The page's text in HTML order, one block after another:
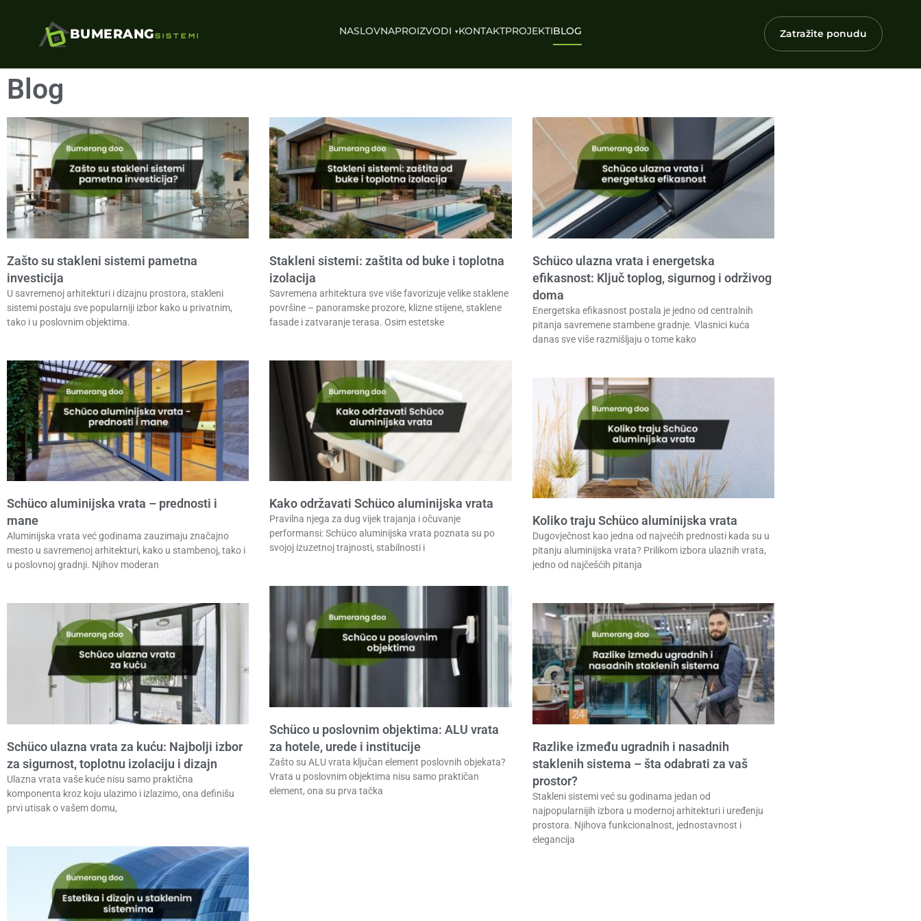
BUMERANGSISTEMI NASLOVNAPROIZVODI KONTAKTPROJEKTIBLOG Zatražite ponudu
Blog
Zašto su stakleni sistemi pametna
investicija
U savremenoj arhitekturi i dizajnu prostora, stakleni
sistemi postaju sve popularniji izbor kako u privatnim,
tako i u poslovnim objektima.
Stakleni sistemi: zaštita od buke i toplotna
izolacija
Savremena arhitektura sve više favorizuje velike staklene
površine – panoramske prozore, klizne stijene, staklene
fasade i zatvaranje terasa. Osim estetske
Schüco ulazna vrata i energetska
efikasnost: Ključ toplog, sigurnog i održivog
doma
Energetska efikasnost postala je jedno od centralnih
pitanja savremene stambene gradnje. Vlasnici kuća
danas sve više razmišljaju o tome kako
Schüco aluminijska vrata – prednosti i
mane
Aluminijska vrata već godinama zauzimaju značajno
mesto u savremenoj arhitekturi, kako u stambenoj, tako i
u poslovnoj gradnji. Njihov moderan
Kako održavati Schüco aluminijska vrata
Pravilna njega za dug vijek trajanja i očuvanje
performansi: Schüco aluminijska vrata poznata su po
svojoj izuzetnoj trajnosti, stabilnosti i
Koliko traju Schüco aluminijska vrata
Dugovječnost kao jedna od najvećih prednosti kada su u
pitanju aluminijska vrata? Prilikom izbora ulaznih vrata,
jedno od najčešćih pitanja
Schüco ulazna vrata za kuću: Najbolji izbor
za sigurnost, toplotnu izolaciju i dizajn
Ulazna vrata vaše kuće nisu samo praktična
komponenta kroz koju ulazimo i izlazimo, ona definišu
prvi utisak o vašem domu,
Schüco u poslovnim objektima: ALU vrata
za hotele, urede i institucije
Zašto su ALU vrata ključan element poslovnih objekata?
Vrata u poslovnim objektima nisu samo praktičan
element, ona su prva tačka
Razlike između ugradnih i nasadnih
staklenih sistema – šta odabrati za vaš
prostor?
Stakleni sistemi već su godinama jedan od
najpopularnijih izbora u modernoj arhitekturi i uređenju
prostora. Njihova funkcionalnost, jednostavnost i
elegancija